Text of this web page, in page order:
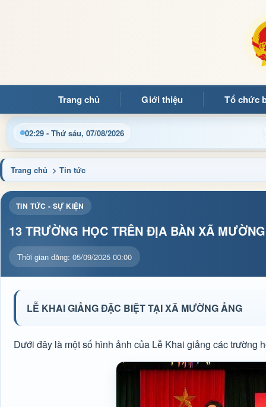
Trang chủ Giới thiệu Tổ chức
02:29 - Thứ sáu, 07/08/2026
hành, thủ tục hành chính và tin tức địa phương nhanh
Trang chủ > Tin tức
TIN TỨC - SỰ KIỆN
13 TRƯỜNG HỌC TRÊN ĐỊA BÀN XÃ
Thời gian đăng: 05/09/2025 00:00
LỄ KHAI GIẢNG ĐẶC BIỆT TẠI XÃ MƯỜNG ẢNG
Dưới đây là một số hình ảnh của Lễ Khai giảng các trường